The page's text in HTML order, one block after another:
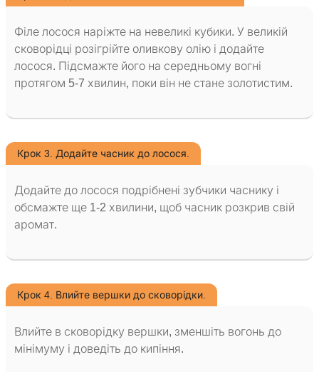
Філе лосося наріжте на невеликі кубики. У великій
сковорідці розігрійте оливкову олію і додайте
лосося. Підсмажте його на середньому вогні
протягом 5-7 хвилин, поки він не стане золотистим.
Крок 3. Додайте часник до лосося.
Додайте до лосося подрібнені зубчики часнику і
обсмажте ще 1-2 хвилини, щоб часник розкрив свій
аромат.
Крок 4. Влийте вершки до сковорідки.
Влийте в сковорідку вершки, зменшіть вогонь до
мінімуму і доведіть до кипіння.